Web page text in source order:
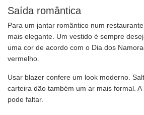
Saída romântica
Para um jantar romântico num
mais elegante. Um vestido é sempre
uma cor de acordo com o Dia dos
vermelho.
Usar blazer confere um look moderno.
carteira dão também um ar mais formal.
pode faltar.